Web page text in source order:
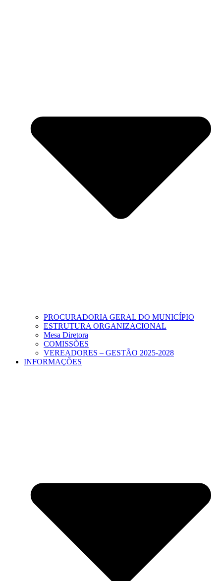
PROCURADORIA GERAL DO MUNICÍPIO
ESTRUTURA ORGANIZACIONAL
Mesa Diretora
COMISSÕES
VEREADORES – GESTÃO 2025-2028
INFORMAÇÕES